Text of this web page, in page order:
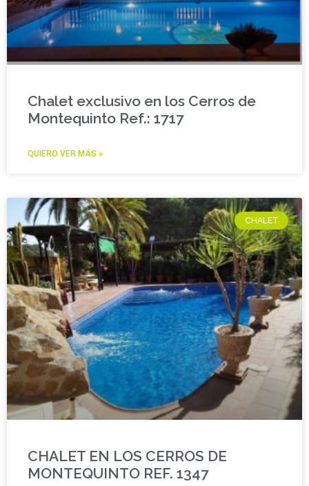
Chalet exclusivo en los Cerros de
Montequinto Ref.: 1717
QUIERO VER MÁS »
CHALET
CHALET EN LOS CERROS DE
MONTEQUINTO REF. 1347